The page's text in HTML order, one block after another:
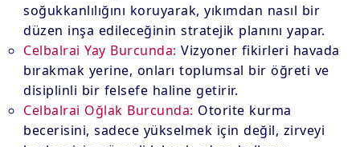
soğukkanlılığını koruyarak, yıkımdan nasıl bir
düzen inşa edileceğinin stratejik planını yapar.
Celbalrai Yay Burcunda: Vizyoner fikirleri havada
bırakmak yerine, onları toplumsal bir öğreti ve
disiplinli bir felsefe haline getirir.
Celbalrai Oğlak Burcunda: Otorite kurma
becerisini, sadece yükselmek için değil, zirveyi